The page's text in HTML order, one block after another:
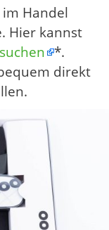
Handel
Hier kannst
*.
direkt